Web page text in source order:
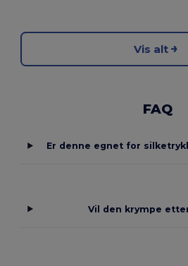
Vis alt
FAQ
Er denne egnet for
Vil den krympe